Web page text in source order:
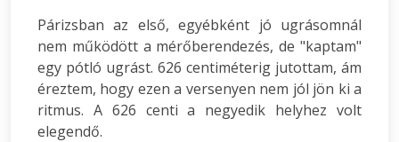
Párizsban az első, egyébként jó ugrásomnál
nem működött a mérőberendezés, de "kaptam"
egy pótló ugrást. 626 centiméterig jutottam, ám
éreztem, hogy ezen a versenyen nem jól jön ki a
ritmus. A 626 centi a negyedik helyhez volt
elegendő.